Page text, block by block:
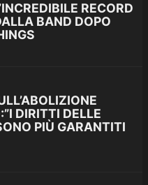
RECORD
BAND DOPO
DIRITTI DELLE
PIÙ GARANTITI